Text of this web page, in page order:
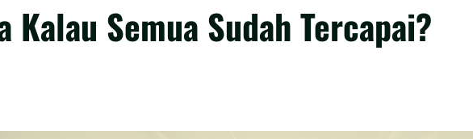
Kalau Semua Sudah Tercapai?